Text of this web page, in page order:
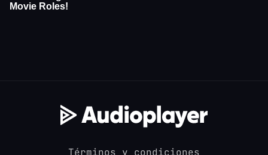
Términos y condiciones